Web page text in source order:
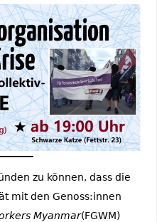
zu können, dass die
mit den Genoss:innen
Myanmar(FGWM)